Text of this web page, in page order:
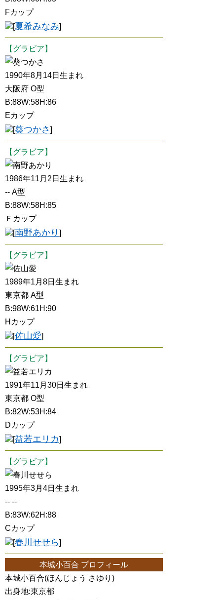
Fカップ
[夏希みなみ]
【グラビア】
葵つかさ
1990年8月14日生まれ
大阪府 O型
B:88W:58H:86
Eカップ
[葵つかさ]
【グラビア】
南野あかり
1986年11月2日生まれ
-- A型
B:88W:58H:85
Ｆカップ
[南野あかり ]
【グラビア】
佐山愛
1989年1月8日生まれ
東京都 A型
B:98W:61H:90
Hカップ
[佐山愛]
【グラビア】
益若エリカ
1991年11月30日生まれ
東京都 O型
B:82W:53H:84
Dカップ
[益若エリカ]
【グラビア】
春川せせら
1995年3月4日生まれ
-- --
B:83W:62H:88
Cカップ
[春川せせら]
本城小百合 プロフィール
本城小百合(ほんじょう さゆり)
出身地:東京都